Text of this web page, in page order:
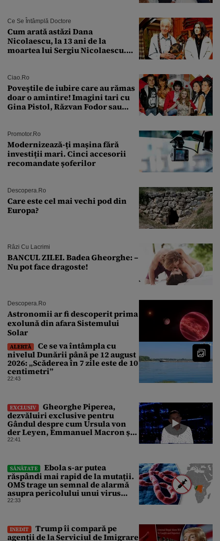
Ce Se Întâmplă Doctore
Cum arată astăzi Dana
Nicolaescu, la 13 ani de la
moartea lui Sergiu Nicolaescu.
Ciao.ro
Poveştile de iubire care au rămas
doar o amintire! Imagini tari cu
Gina Pistol, Răzvan Fodor sau
Promotor.ro
Modernizează-ți mașina fără
investiții mari. Cinci accesorii
recomandate șoferilor
Descopera.ro
Care este cel mai vechi pod din
Europa?
Râzi Cu Lacrimi
BANCUL ZILEI. Badea Gheorghe: –
Nu pot face dragoste!
Descopera.ro
Astronomii ar fi descoperit prima
exolună din afara Sistemului
Solar
ALERTĂ
Ce se va întâmpla cu
nivelul Dunării până pe 12 august
2026: „Scăderea în 7 zile este de 10
centimetri”
22:43
EXCLUSIV
Gheorghe Piperea,
dezvăluiri exclusive pentru
Gândul despre cum Ursula von
der Leyen, Emmanuel Macron și
Zelenski plănuiesc pe Signal să îl
22:41
SĂNĂTATE
Ebola s-ar putea
răspândi mai rapid de la mutații.
OMS trage un semnal de alarmă
asupra pericolului unui virus
pentru care nu există vaccin
22:33
INEDIT
Trump îi compară pe
agenții de la Serviciul de Imigrare